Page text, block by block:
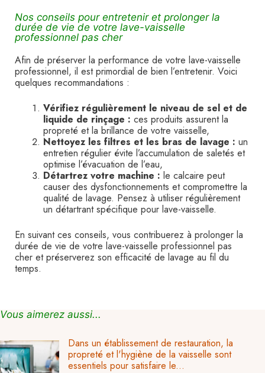
Nos conseils pour entretenir et prolonger la
durée de vie de votre lave-vaisselle
professionnel pas cher
Afin de préserver la performance de votre lave-vaisselle
professionnel, il est primordial de bien l’entretenir. Voici
quelques recommandations :
Vérifiez régulièrement le niveau de sel et de
liquide de rinçage : ces produits assurent la
propreté et la brillance de votre vaisselle,
Nettoyez les filtres et les bras de lavage : un
entretien régulier évite l’accumulation de saletés et
optimise l’évacuation de l’eau,
Détartrez votre machine : le calcaire peut
causer des dysfonctionnements et compromettre la
qualité de lavage. Pensez à utiliser régulièrement
un détartrant spécifique pour lave-vaisselle.
En suivant ces conseils, vous contribuerez à prolonger la
durée de vie de votre lave-vaisselle professionnel pas
cher et préserverez son efficacité de lavage au fil du
temps.
Vous aimerez aussi...
Dans un établissement de restauration, la
propreté et l'hygiène de la vaisselle sont
essentiels pour satisfaire le...